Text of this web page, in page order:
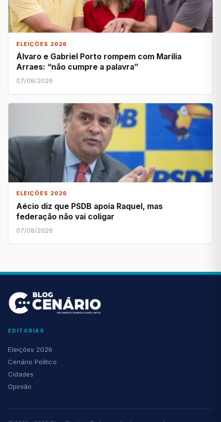
ELEIÇÕES 2026
Álvaro e Gabriel Porto rompem com Marília
Arraes: “não cumpre a palavra”
07/08/2026
ELEIÇÕES 2026
Aécio diz que PSDB apoia Raquel, mas
federação não vai coligar
07/08/2026
EDITORIAS
Eleições 2026
Cenário Político
Cidades
Opinião